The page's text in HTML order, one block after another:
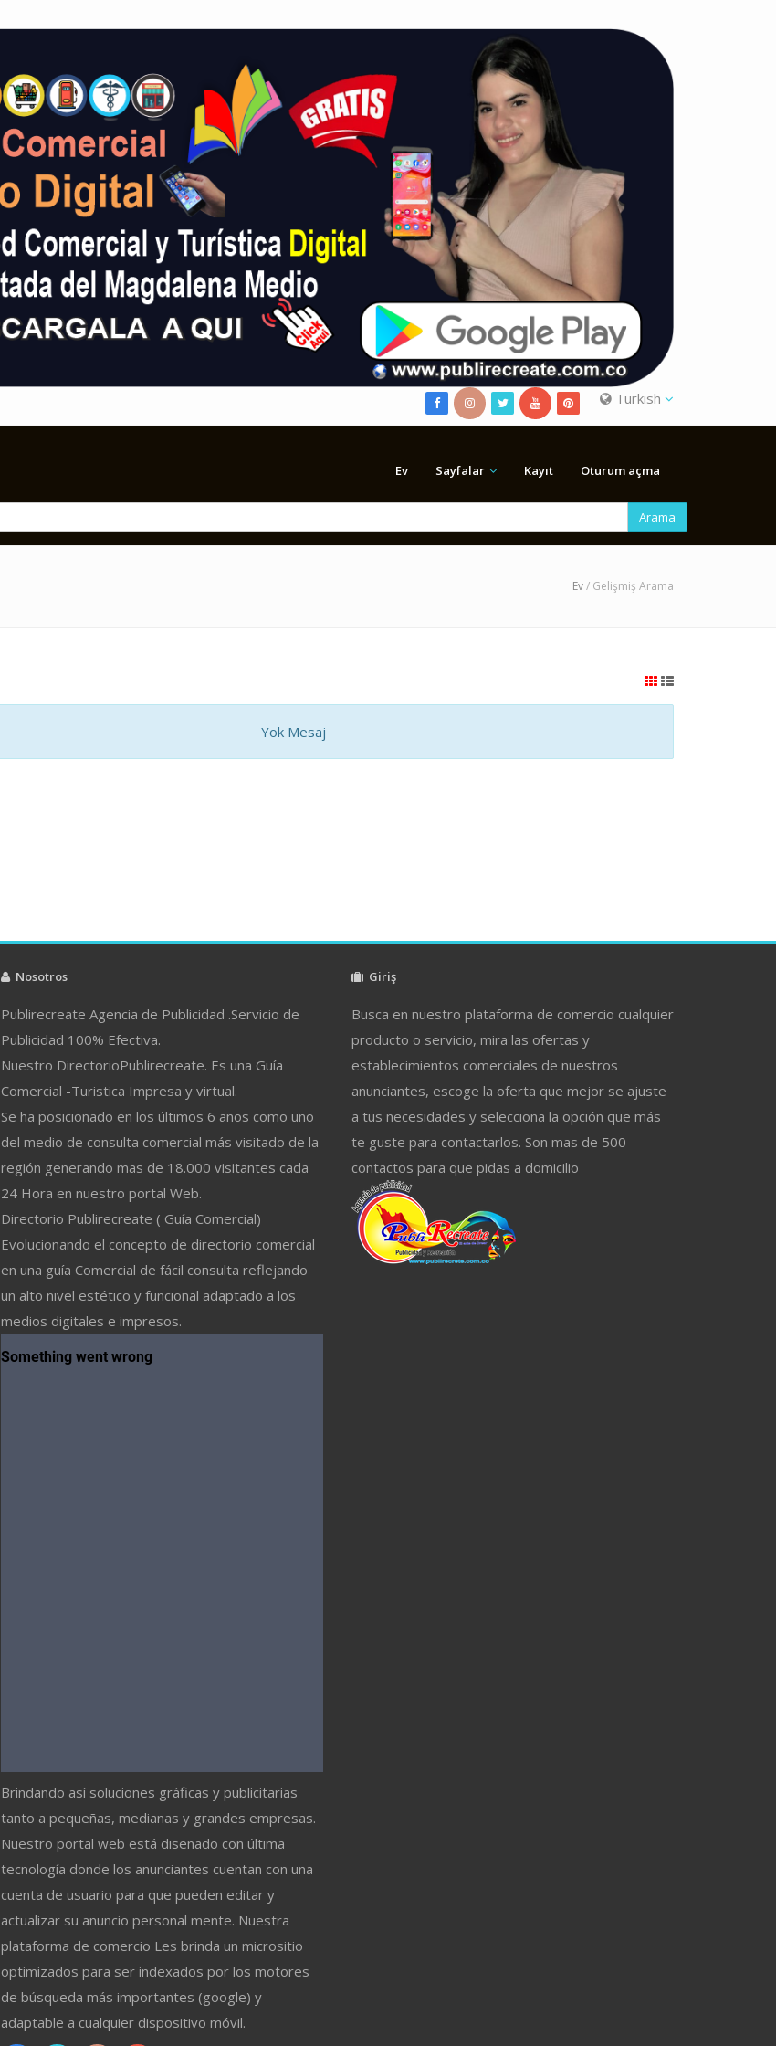
Turkish
Ev Sayfalar Kayıt Oturum açma
Arama
Ev/ Gelişmiş Arama
Yok Mesaj
Nosotros
Publirecreate Agencia de Publicidad .Servicio de
Publicidad 100% Efectiva.
Nuestro DirectorioPublirecreate. Es una Guía
Comercial -Turistica Impresa y virtual.
Se ha posicionado en los últimos 6 años como uno
del medio de consulta comercial más visitado de la
región generando mas de 18.000 visitantes cada
24 Hora en nuestro portal Web.
Directorio Publirecreate ( Guía Comercial)
Evolucionando el concepto de directorio comercial
en una guía Comercial de fácil consulta reflejando
un alto nivel estético y funcional adaptado a los
medios digitales e impresos.
Brindando así soluciones gráficas y publicitarias
tanto a pequeñas, medianas y grandes empresas.
Nuestro portal web está diseñado con última
tecnología donde los anunciantes cuentan con una
cuenta de usuario para que pueden editar y
actualizar su anuncio personal mente. Nuestra
plataforma de comercio Les brinda un micrositio
optimizados para ser indexados por los motores
de búsqueda más importantes (google) y
adaptable a cualquier dispositivo móvil.
Giriş
Busca en nuestro plataforma de comercio cualquier
producto o servicio, mira las ofertas y
establecimientos comerciales de nuestros
anunciantes, escoge la oferta que mejor se ajuste
a tus necesidades y selecciona la opción que más
te guste para contactarlos. Son mas de 500
contactos para que pidas a domicilio